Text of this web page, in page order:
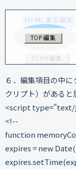
６．編集項目の中
クリプト）があると
<script
<!--
function
expires = new